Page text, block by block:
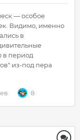
— особое
Видимо, именно
в
в период
из-под пера
8